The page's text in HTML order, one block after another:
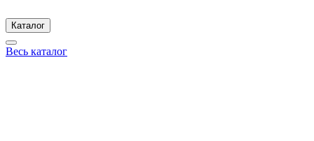
Каталог
Весь каталог